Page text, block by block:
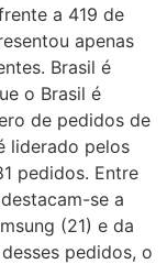
a 419 de
apenas
Brasil é
o Brasil é
de pedidos de
liderado pelos
pedidos. Entre
se a
(21) e da
pedidos, o